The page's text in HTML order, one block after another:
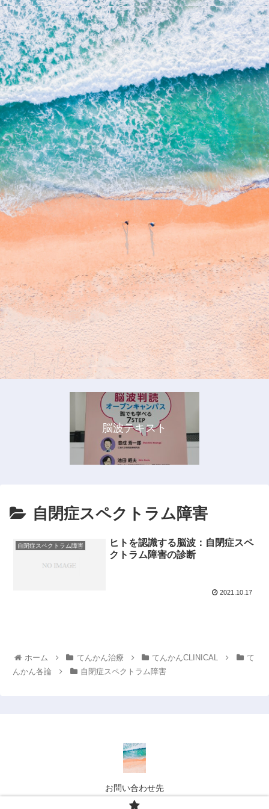
脳波テキスト
自閉症スペクトラム障害
自閉症スペクトラム障害
ヒトを認識する脳波：自閉症スペ
クトラム障害の診断
2021.10.17
ホーム てんかん治療 てんかんCLINICAL
て
んかん各論
自閉症スペクトラム障害
お問い合わせ先